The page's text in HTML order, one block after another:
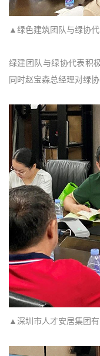
▲绿色建筑团队与绿协
绿建团队与绿协代表积
同时赵宝森总经理对绿
▲深圳市人才安居集团